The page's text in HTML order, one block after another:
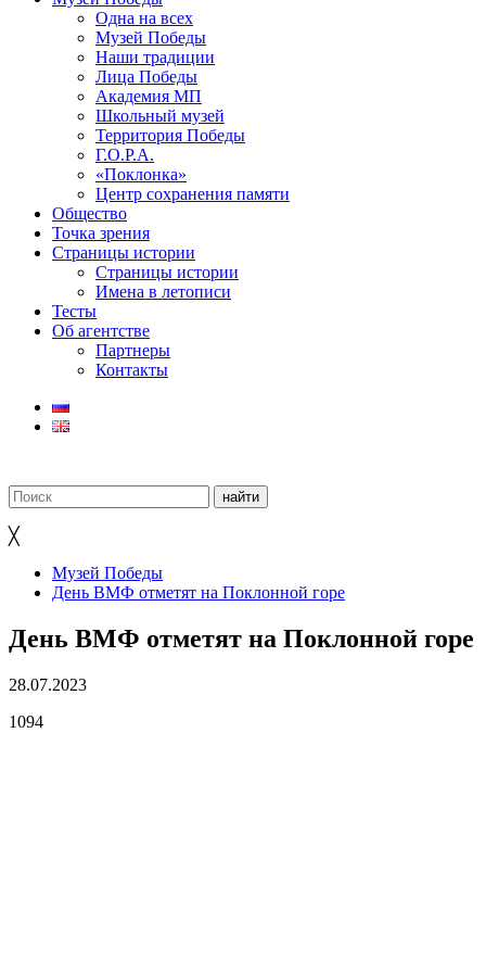
Одна на всех
Музей Победы
Наши традиции
Лица Победы
Академия МП
Школьный музей
Территория Победы
Г.О.Р.А.
«Поклонка»
Центр сохранения памяти
Общество
Точка зрения
Страницы истории
Страницы истории
Имена в летописи
Тесты
Об агентстве
Партнеры
Контакты
╳
Музей Победы
День ВМФ отметят на Поклонной горе
День ВМФ отметят на Поклонной горе
28.07.2023
1094